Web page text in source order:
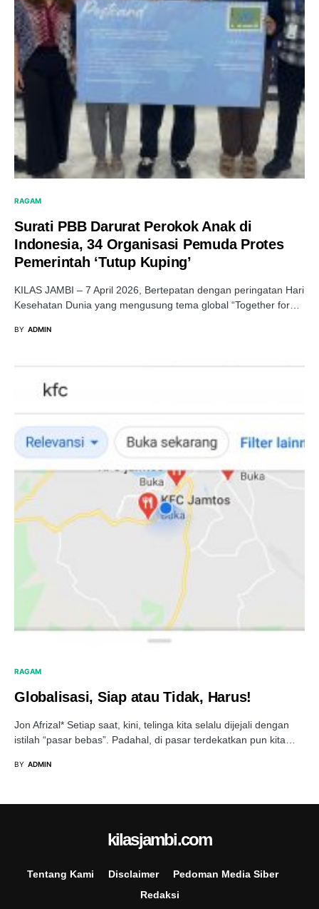
RAGAM
Surati PBB Darurat Perokok Anak di
Indonesia, 34 Organisasi Pemuda Protes
Pemerintah ‘Tutup Kuping’
KILAS JAMBI – 7 April 2026, Bertepatan dengan peringatan Hari
Kesehatan Dunia yang mengusung tema global “Together for…
BY ADMIN
RAGAM
Globalisasi, Siap atau Tidak, Harus!
Jon Afrizal* Setiap saat, kini, telinga kita selalu dijejali dengan
istilah “pasar bebas”. Padahal, di pasar terdekatkan pun kita…
BY ADMIN
kilasjambi.com
Tentang Kami Disclaimer
Pedoman Media Siber
Redaksi